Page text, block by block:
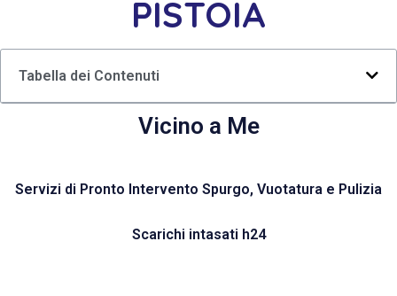
PISTOIA
Tabella dei Contenuti
Vicino a Me
Servizi di Pronto Intervento Spurgo, Vuotatura e Pulizia
Scarichi intasati h24